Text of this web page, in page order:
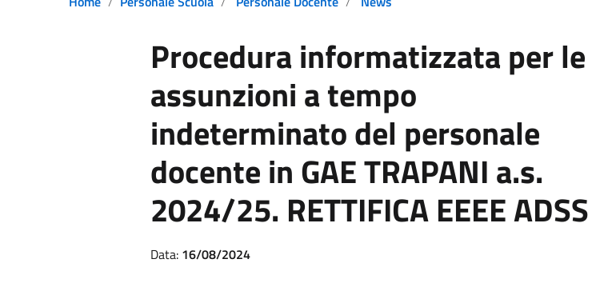
Procedura informatizzata per le
assunzioni a tempo
indeterminato del personale
docente in GAE TRAPANI a.s.
2024/25. RETTIFICA EEEE ADSS
Data: 16/08/2024